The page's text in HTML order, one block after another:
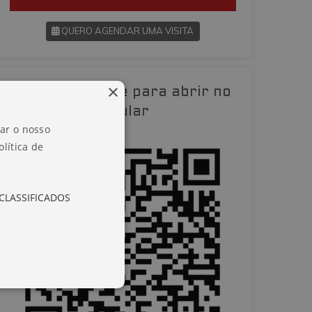
QUERO AGENDAR UMA VISITA
VOLTAR
Leia o QR-Code para abrir no
celular
o nosso
de
×